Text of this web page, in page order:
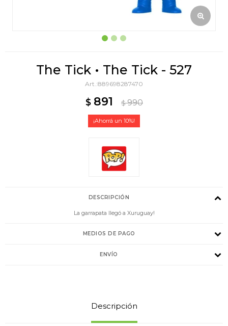
The Tick • The Tick - 527
889698287470
$ 891 $ 990
10
DESCRIPCIÓN
La garrapata llegó a Xuruguay!
MEDIOS DE PAGO
ENVÍO
Descripción